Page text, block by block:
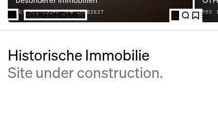
OCT 29, 20245MIN LESEZEIT DEC
Historische Immobilie
Site under construction.